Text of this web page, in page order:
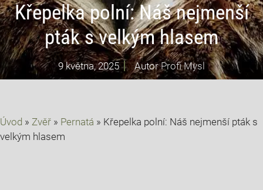
Křepelka polní: Náš nejmenší
pták s velkým hlasem
9 května, 2025 AutorProfi Mysl
Úvod » Zvěř » Pernatá » Křepelka polní: Náš nejmenší pták s
velkým hlasem